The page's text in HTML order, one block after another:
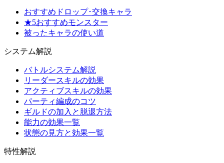
おすすめドロップ･交換キャラ
★5おすすめモンスター
被ったキャラの使い道
システム解説
バトルシステム解説
リーダースキルの効果
アクティブスキルの効果
パーティ編成のコツ
ギルドの加入と脱退方法
能力の効果一覧
状態の見方と効果一覧
特性解説